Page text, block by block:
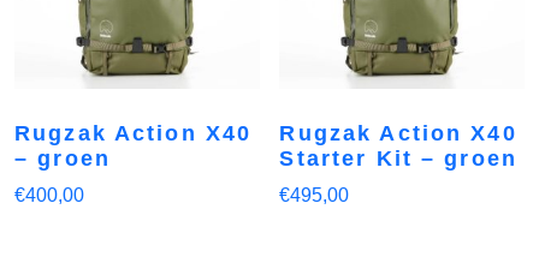
Rugzak Action X40
– groen
€400,00
Rugzak Action X40
Starter Kit – groen
€495,00